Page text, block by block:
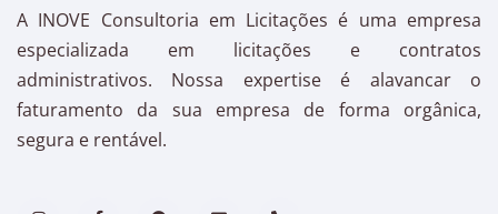
A INOVE Consultoria em Licitações é uma empresa
especializada em licitações e contratos
administrativos. Nossa expertise é alavancar o
faturamento da sua empresa de forma orgânica,
segura e rentável.